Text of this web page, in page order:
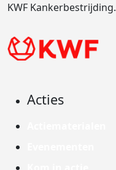
KWF Kankerbestrijding.
Acties